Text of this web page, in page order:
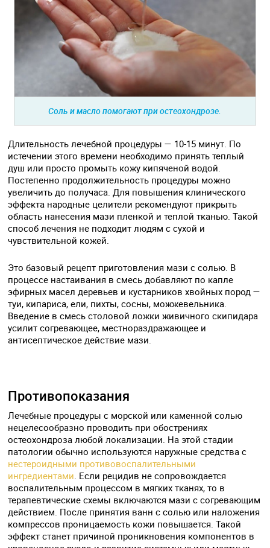
Соль и масло помогают при остеохондрозе.
Длительность лечебной процедуры — 10-15 минут. По
истечении этого времени необходимо принять теплый
душ или просто промыть кожу кипяченой водой.
Постепенно продолжительность процедуры можно
увеличить до получаса. Для повышения клинического
эффекта народные целители рекомендуют прикрыть
область нанесения мази пленкой и теплой тканью. Такой
способ лечения не подходит людям с сухой и
чувствительной кожей.
Это базовый рецепт приготовления мази с солью. В
процессе настаивания в смесь добавляют по капле
эфирных масел деревьев и кустарников хвойных пород —
туи, кипариса, ели, пихты, сосны, можжевельника.
Введение в смесь столовой ложки живичного скипидара
усилит согревающее, местнораздражающее и
антисептическое действие мази.
Противопоказания
Лечебные процедуры с морской или каменной солью
нецелесообразно проводить при обострениях
остеохондроза любой локализации. На этой стадии
патологии обычно используются наружные средства с
нестероидными противовоспалительными
ингредиентами. Если рецидив не сопровождается
воспалительным процессом в мягких тканях, то в
терапевтические схемы включаются мази с согревающим
действием. После принятия ванн с солью или наложения
компрессов проницаемость кожи повышается. Такой
эффект станет причиной проникновения компонентов в